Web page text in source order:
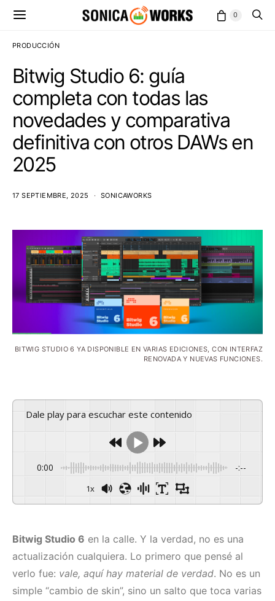
0
PRODUCCIÓN
Bitwig Studio 6: guía
completa con todas las
novedades y comparativa
definitiva con otros DAWs en
2025
17 SEPTIEMBRE, 2025 SONICAWORKS
BITWIG STUDIO 6 YA DISPONIBLE EN VARIAS EDICIONES, CON INTERFAZ
RENOVADA Y NUEVAS FUNCIONES.
Dale play para escuchar este contenido
0:00 -:--
1x
Bitwig Studio 6 en la calle. Y la verdad, no es una
actualización cualquiera. Lo primero que pensé al
verlo fue: vale, aquí hay material de verdad. No es un
simple “cambio de skin”, sino un salto que toca varias